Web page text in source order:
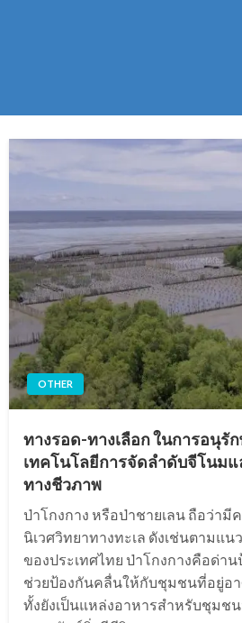
OTHER
ทางรอด-ทางเลือก ในการอนุรั
เทคโนโลยีการจัดลำดับจีโนม
ทางชีวภาพ
ป่าโกงกาง หรือป่าชายเลน ถือว่า
นิเวศวิทยาทางทะเล ดังเช่นตามแ
ของประเทศไทย ป่าโกงกางคือด่า
ช่วยป้องกันคลื่นให้กับชุมชนที่อยู่อา
ทั้งยังเป็นแหล่งอาหารสำหรับชุมช